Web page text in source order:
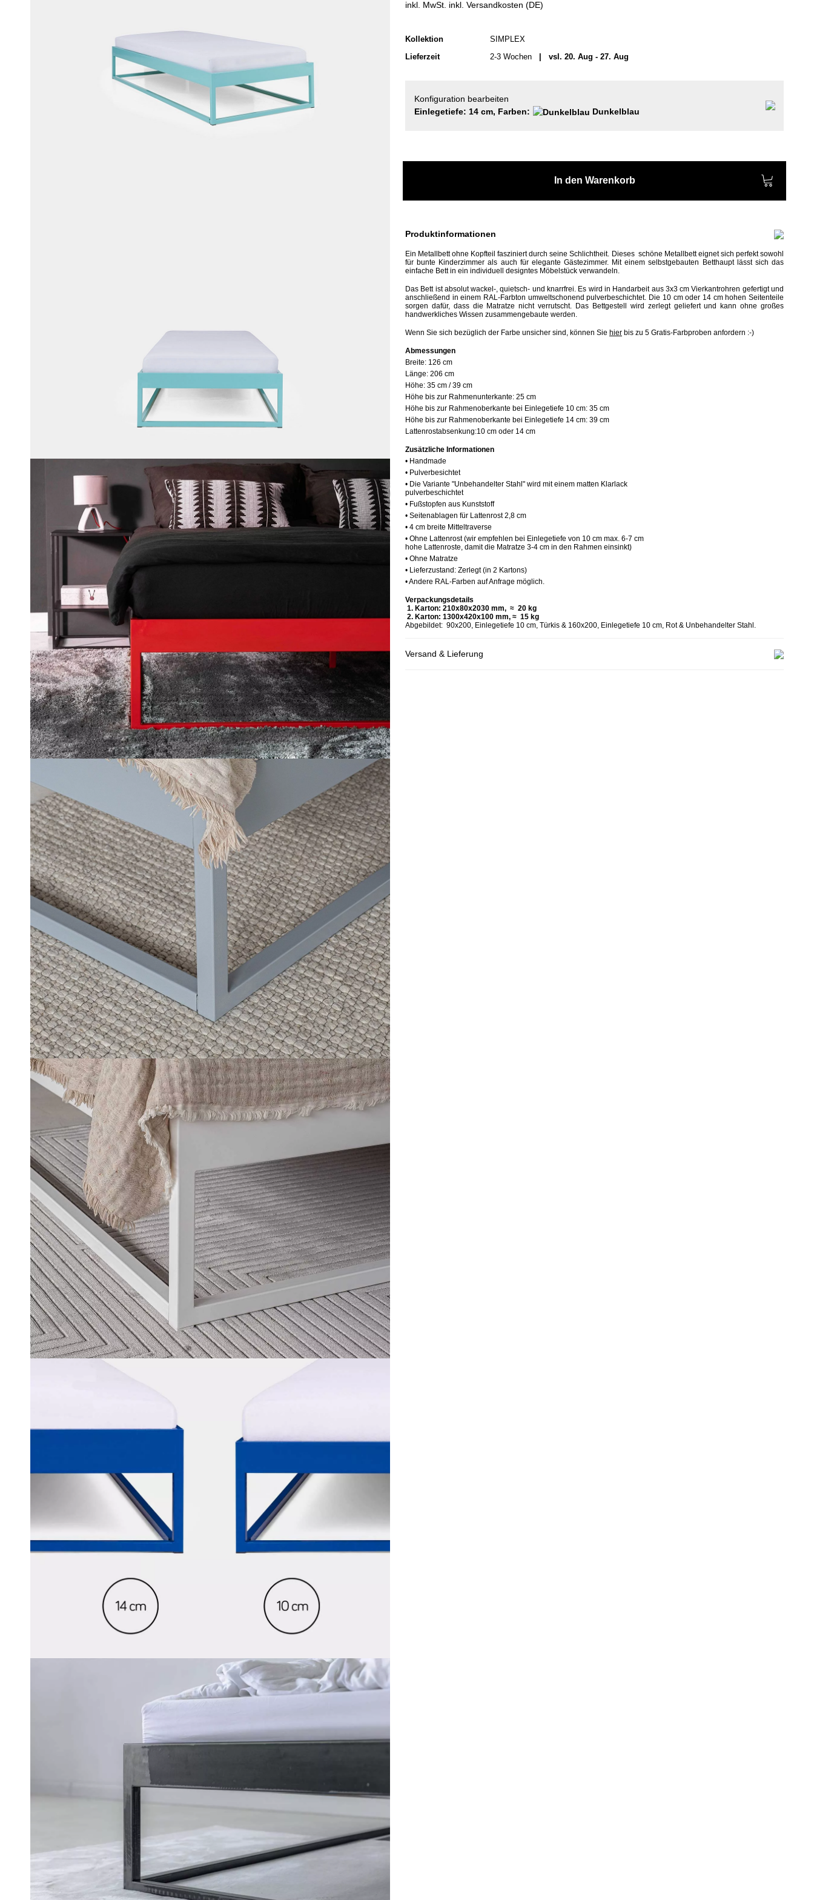
inkl. MwSt. inkl. Versandkosten (DE)
Kollektion
SIMPLEX
Lieferzeit
2-3 Wochen | vsl. 20. Aug - 27. Aug
Konfiguration bearbeiten
Einlegetiefe: 14 cm, Farben:
Dunkelblau
In den Warenkorb
Produktinformationen
Ein Metallbett ohne Kopfteil fasziniert durch seine Schlichtheit. Dieses schöne Metallbett eignet sich perfekt sowohl
für bunte Kinderzimmer als auch für elegante Gästezimmer. Mit einem selbstgebauten Betthaupt lässt sich das
einfache Bett in ein individuell designtes Möbelstück verwandeln.
Das Bett ist absolut wackel-, quietsch- und knarrfrei. Es wird in Handarbeit aus 3x3 cm Vierkantrohren gefertigt und
anschließend in einem RAL-Farbton umweltschonend pulverbeschichtet. Die 10 cm oder 14 cm hohen Seitenteile
sorgen dafür, dass die Matratze nicht verrutscht. Das Bettgestell wird zerlegt geliefert und kann ohne großes
handwerkliches Wissen zusammengebaute werden.
Wenn Sie sich bezüglich der Farbe unsicher sind, können Sie hier bis zu 5 Gratis-Farbproben anfordern :-)
Abmessungen
Breite: 126 cm
Länge: 206 cm
Höhe: 35 cm / 39 cm
Höhe bis zur Rahmenunterkante: 25 cm
Höhe bis zur Rahmenoberkante bei Einlegetiefe 10 cm: 35 cm
Höhe bis zur Rahmenoberkante bei Einlegetiefe 14 cm: 39 cm
Lattenrostabsenkung:10 cm oder 14 cm
Zusätzliche Informationen
• Handmade
• Pulverbesichtet
• Die Variante "Unbehandelter Stahl" wird mit einem matten Klarlack
pulverbeschichtet
• Fußstopfen aus Kunststoff
• Seitenablagen für Lattenrost 2,8 cm
• 4 cm breite Mitteltraverse
• Ohne Lattenrost (wir empfehlen bei Einlegetiefe von 10 cm max. 6-7 cm
hohe Lattenroste, damit die Matratze 3-4 cm in den Rahmen einsinkt)
• Ohne Matratze
• Lieferzustand: Zerlegt (in 2 Kartons)
• Andere RAL-Farben auf Anfrage möglich.
Verpackungsdetails
1. Karton: 210x80x2030 mm, ≈ 20 kg
2. Karton: 1300x420x100 mm, ≈ 15 kg
Abgebildet: 90x200, Einlegetiefe 10 cm, Türkis & 160x200, Einlegetiefe 10 cm, Rot & Unbehandelter Stahl.
Versand & Lieferung